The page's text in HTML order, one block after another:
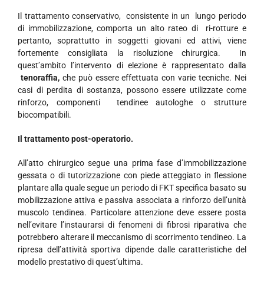
Il trattamento conservativo, consistente in un lungo periodo
di immobilizzazione, comporta un alto rateo di ri-rotture e
pertanto, soprattutto in soggetti giovani ed attivi, viene
fortemente consigliata la risoluzione chirurgica. In
quest’ambito l’intervento di elezione è rappresentato dalla
tenoraffia,che può essere effettuata con varie tecniche. Nei
casi di perdita di sostanza, possono essere utilizzate come
rinforzo, componenti tendinee autologhe o strutture
biocompatibili.
Il trattamento post-operatorio.
All’atto chirurgico segue una prima fase d’immobilizzazione
gessata o di tutorizzazione con piede atteggiato in flessione
plantare alla quale segue un periodo di FKT specifica basato su
mobilizzazione attiva e passiva associata a rinforzo dell’unità
muscolo tendinea. Particolare attenzione deve essere posta
nell’evitare l’instaurarsi di fenomeni di fibrosi riparativa che
potrebbero alterare il meccanismo di scorrimento tendineo. La
ripresa dell’attività sportiva dipende dalle caratteristiche del
modello prestativo di quest’ultima.